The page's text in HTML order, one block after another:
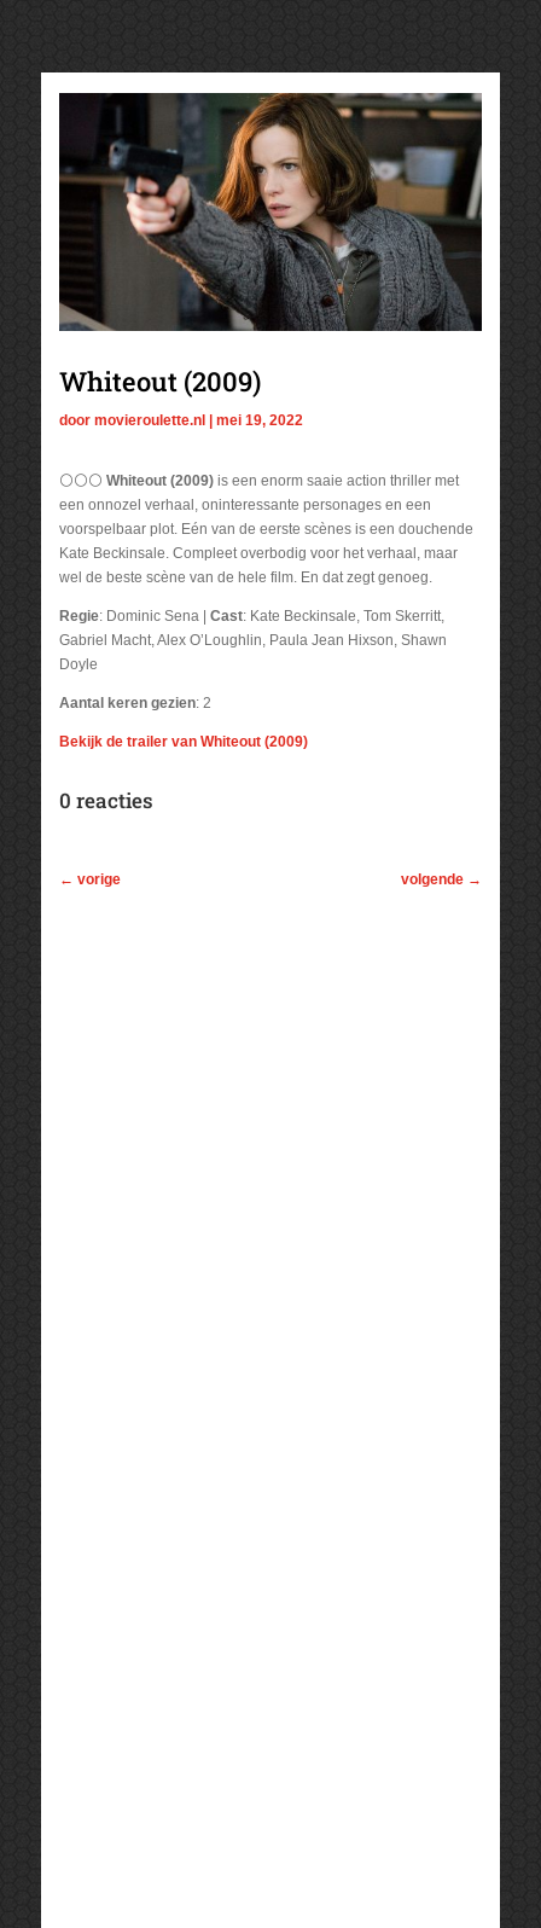
Whiteout (2009)
door movieroulette.nl mei 19, 2022
⚪⚪⚪ Whiteout (2009) is een enorm saaie action thriller met
een onnozel verhaal, oninteressante personages en een
voorspelbaar plot. Eén van de eerste scènes is een douchende
Kate Beckinsale. Compleet overbodig voor het verhaal, maar
wel de beste scène van de hele film. En dat zegt genoeg.
Regie: Dominic Sena | Cast: Kate Beckinsale, Tom Skerritt,
Gabriel Macht, Alex O’Loughlin, Paula Jean Hixson, Shawn
Doyle
Aantal keren gezien: 2
Bekijk de trailer van Whiteout (2009)
0 reacties
← vorige volgende →